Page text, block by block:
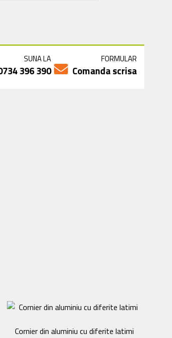
SUNA LA
396 390
FORMULAR
Comanda scrisa
Cornier din aluminiu cu diferite latimi